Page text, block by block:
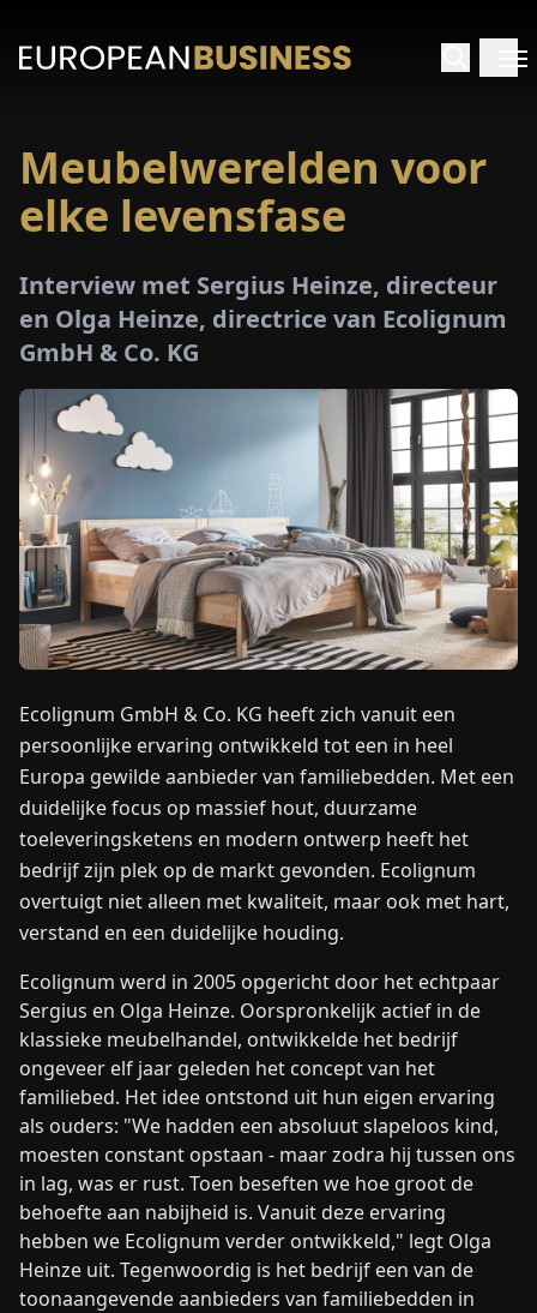
OVER
ENDEFRESITNLPLHU
NEEM
CONTACT
OP
Meubelwerelden voor
elke levensfase
Interview met Sergius Heinze, directeur
en Olga Heinze, directrice van Ecolignum
GmbH & Co. KG
Ecolignum GmbH & Co. KG heeft zich vanuit een
persoonlijke ervaring ontwikkeld tot een in heel
Europa gewilde aanbieder van familiebedden. Met een
duidelijke focus op massief hout, duurzame
toeleveringsketens en modern ontwerp heeft het
bedrijf zijn plek op de markt gevonden. Ecolignum
overtuigt niet alleen met kwaliteit, maar ook met hart,
verstand en een duidelijke houding.
Ecolignum werd in 2005 opgericht door het echtpaar
Sergius en Olga Heinze. Oorspronkelijk actief in de
klassieke meubelhandel, ontwikkelde het bedrijf
ongeveer elf jaar geleden het concept van het
familiebed. Het idee ontstond uit hun eigen ervaring
als ouders: "We hadden een absoluut slapeloos kind,
moesten constant opstaan - maar zodra hij tussen ons
in lag, was er rust. Toen beseften we hoe groot de
behoefte aan nabijheid is. Vanuit deze ervaring
hebben we Ecolignum verder ontwikkeld," legt Olga
Heinze uit. Tegenwoordig is het bedrijf een van de
toonaangevende aanbieders van familiebedden in